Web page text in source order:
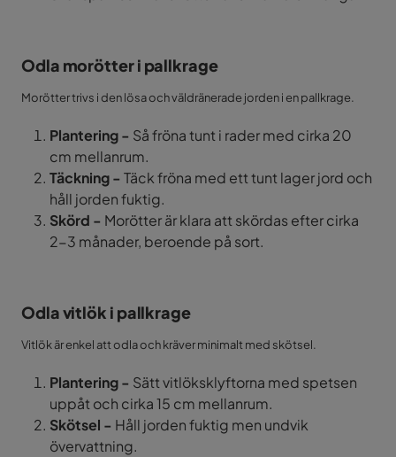
Odla morötter i pallkrage
Morötter trivs i den lösa och väldränerade jorden i en pallkrage.
Plantering - Så fröna tunt i rader med cirka 20
cm mellanrum.
Täckning - Täck fröna med ett tunt lager jord och
håll jorden fuktig.
Skörd - Morötter är klara att skördas efter cirka
2-3 månader, beroende på sort.
Odla vitlök i pallkrage
Vitlök är enkel att odla och kräver minimalt med skötsel.
Plantering - Sätt vitlöksklyftorna med spetsen
uppåt och cirka 15 cm mellanrum.
Skötsel - Håll jorden fuktig men undvik
övervattning.